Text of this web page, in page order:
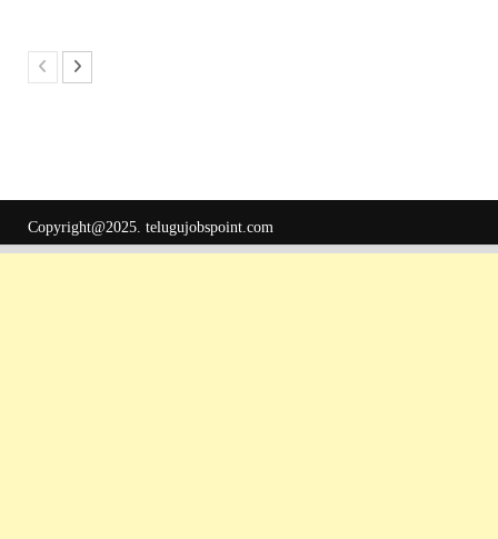
Copyright@2025. telugujobspoint.com